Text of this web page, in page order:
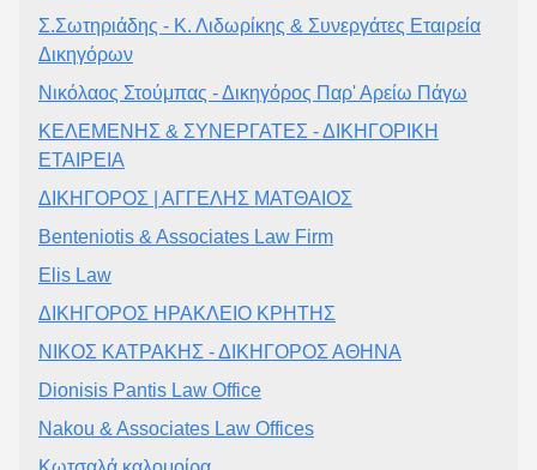
Σ.Σωτηριάδης - Κ. Λιδωρίκης & Συνεργάτες Εταιρεία
Δικηγόρων
Νικόλαος Στούμπας - Δικηγόρος Παρ' Αρείω Πάγω
ΚΕΛΕΜΕΝΗΣ & ΣΥΝΕΡΓΑΤΕΣ - ΔΙΚΗΓΟΡΙΚΗ
ΕΤΑΙΡΕΙΑ
ΔΙΚΗΓΟΡΟΣ | ΑΓΓΕΛΗΣ ΜΑΤΘΑΙΟΣ
Benteniotis & Associates Law Firm
Elis Law
ΔΙΚΗΓΟΡΟΣ ΗΡΑΚΛΕΙΟ ΚΡΗΤΗΣ
ΝΙΚΟΣ ΚΑΤΡΑΚΗΣ - ΔΙΚΗΓΟΡΟΣ ΑΘΗΝΑ
Dionisis Pantis Law Office
Nakou & Associates Law Offices